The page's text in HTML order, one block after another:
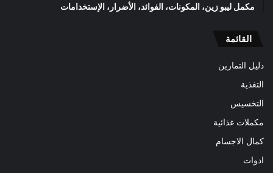
مكمل ليبو زين، المكونات، الفوائد، الأضرار، الإستخدامات
القائمة
دليل التمارين
التغذية
التخسيس
مكملات غذائية
كمال الاجسام
ادوات